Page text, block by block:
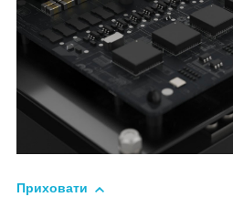
Приховати